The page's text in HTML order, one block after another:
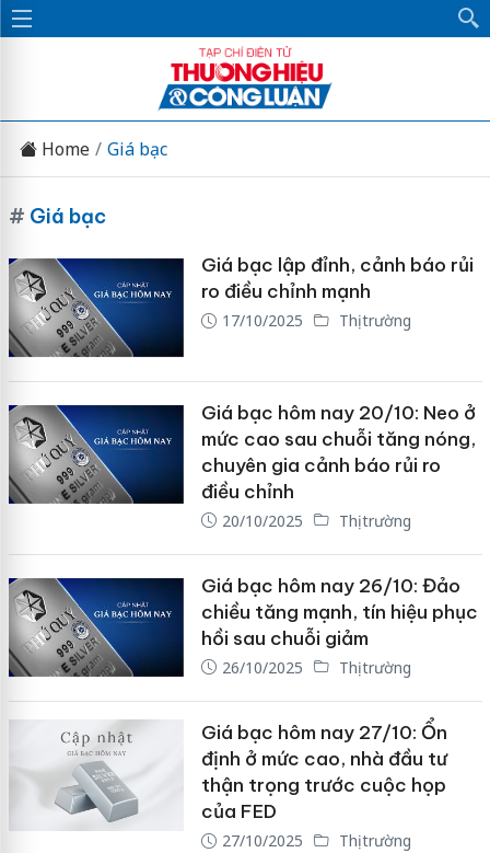
Home Giá bạc
# Giá bạc
Giá bạc lập đỉnh, cảnh báo rủi
ro điều chỉnh mạnh
17/10/2025 Thị trường
Giá bạc hôm nay 20/10: Neo ở
mức cao sau chuỗi tăng nóng,
chuyên gia cảnh báo rủi ro
điều chỉnh
20/10/2025 Thị trường
Giá bạc hôm nay 26/10: Đảo
chiều tăng mạnh, tín hiệu phục
hồi sau chuỗi giảm
26/10/2025 Thị trường
Giá bạc hôm nay 27/10: Ổn
định ở mức cao, nhà đầu tư
thận trọng trước cuộc họp
của FED
27/10/2025 Thị trường